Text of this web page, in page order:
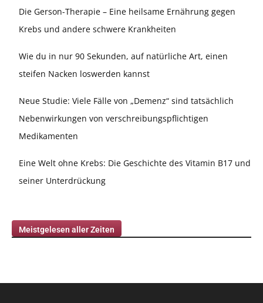
Die Gerson-Therapie – Eine heilsame Ernährung gegen
Krebs und andere schwere Krankheiten
Wie du in nur 90 Sekunden, auf natürliche Art, einen
steifen Nacken loswerden kannst
Neue Studie: Viele Fälle von „Demenz“ sind tatsächlich
Nebenwirkungen von verschreibungspflichtigen
Medikamenten
Eine Welt ohne Krebs: Die Geschichte des Vitamin B17 und
seiner Unterdrückung
Meistgelesen aller Zeiten